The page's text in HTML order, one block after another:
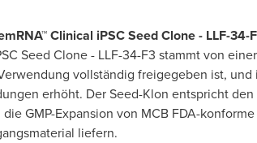
Clinical iPSC Seed Clone - LLF-34-
Seed Clone - LLF-34-F3 stammt von
vollständig freigegeben ist,
erhöht. Der Seed-Klon entspricht
GMP-Expansion von MCB FDA-
liefern.